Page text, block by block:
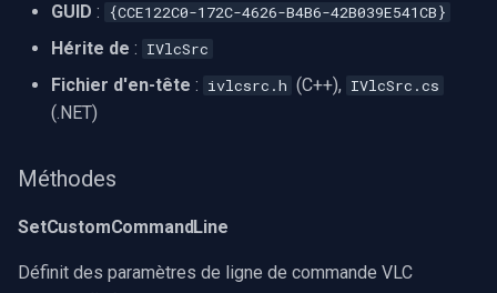
GUID : {CCE122C0-172C-4626-B4B6-42B039E541CB}
Hérite de : IVlcSrc
Fichier d'en-tête : ivlcsrc.h (C++), IVlcSrc.cs
(.NET)
Méthodes
SetCustomCommandLine
Définit des paramètres de ligne de commande VLC